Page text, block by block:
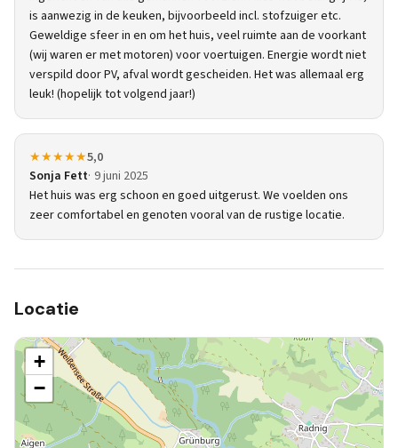
is aanwezig in de keuken, bijvoorbeeld incl. stofzuiger etc.
Geweldige sfeer in en om het huis, veel ruimte aan de voorkant
(wij waren er met motoren) voor voertuigen. Energie wordt niet
verspild door PV, afval wordt gescheiden. Het was allemaal erg
leuk! (hopelijk tot volgend jaar!)
★★★★★5,0
Sonja Fett 9 juni 2025
Het huis was erg schoon en goed uitgerust. We voelden ons
zeer comfortabel en genoten vooral van de rustige locatie.
Locatie
+
−